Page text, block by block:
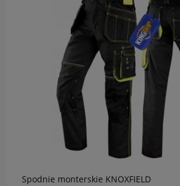
Spodnie monterskie KNOXFIELD